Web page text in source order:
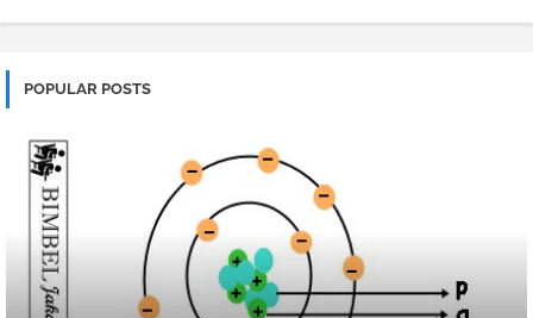
POPULAR POSTS